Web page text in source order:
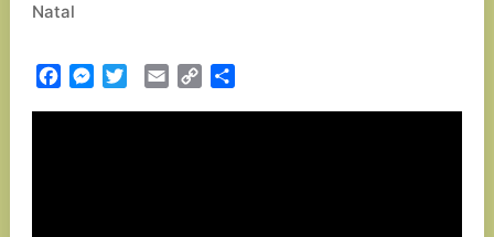
Natal
FacebookMessenger
TwitterEmail Copy